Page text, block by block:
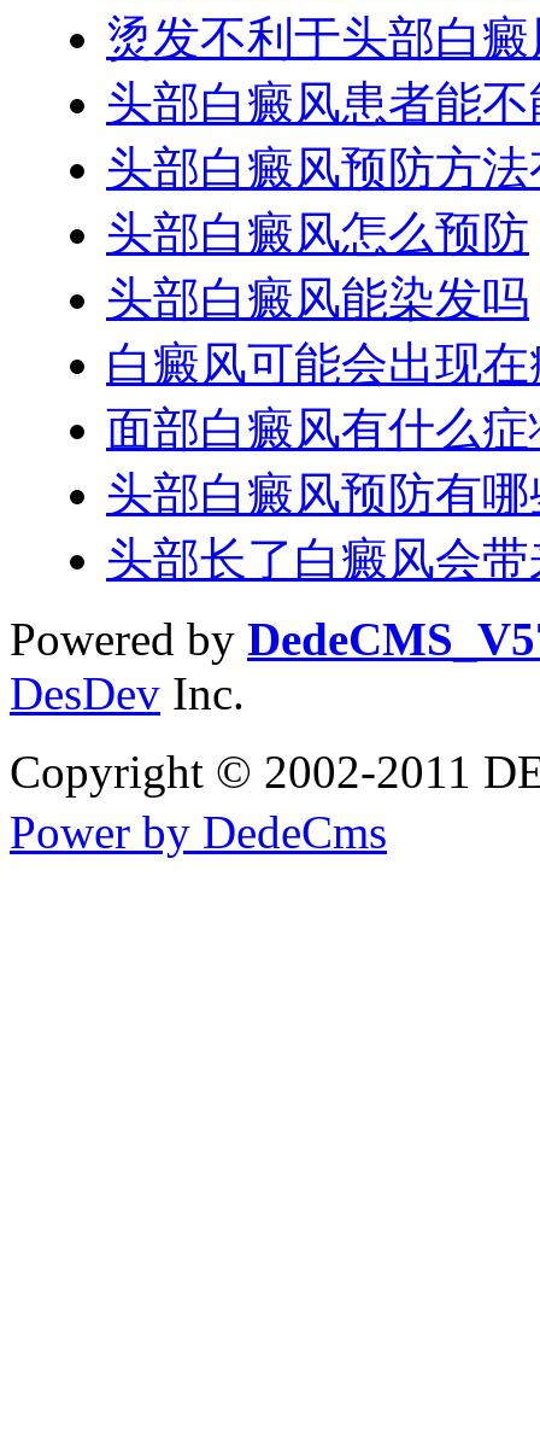
烫发不利于头部白
头部白癜风患者能
头部白癜风预防方
头部白癜风怎么预防
头部白癜风能染发吗
白癜风可能会出现
面部白癜风有什么症
头部白癜风预防有
头部长了白癜风会
Powered by
DesDev Inc.
Copyright © 2002-2011
Power by DedeCms